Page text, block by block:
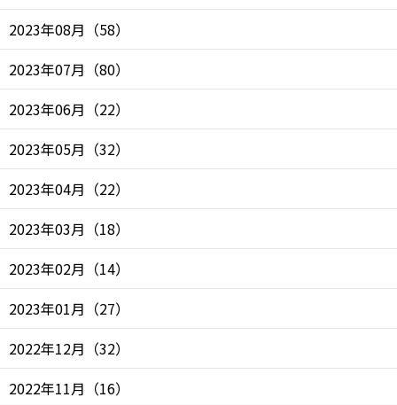
2023年08月 （58）
2023年07月 （80）
2023年06月 （22）
2023年05月 （32）
2023年04月 （22）
2023年03月 （18）
2023年02月 （14）
2023年01月 （27）
2022年12月 （32）
2022年11月 （16）